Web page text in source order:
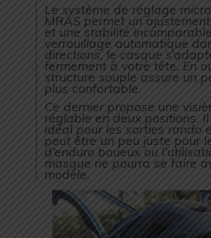
Le système de réglage
MRAS permet un
et une stabilité
verrouillage automatique
directions, le casque
fermement à votre tête. En
structure souple assure un
plus confortable.
Ce dernier propose une
réglable en deux positions.
idéal pour les sorties rando
peut être un peu juste pour
d’enduro boueux ou
masque ne pourra se faire
modèle.